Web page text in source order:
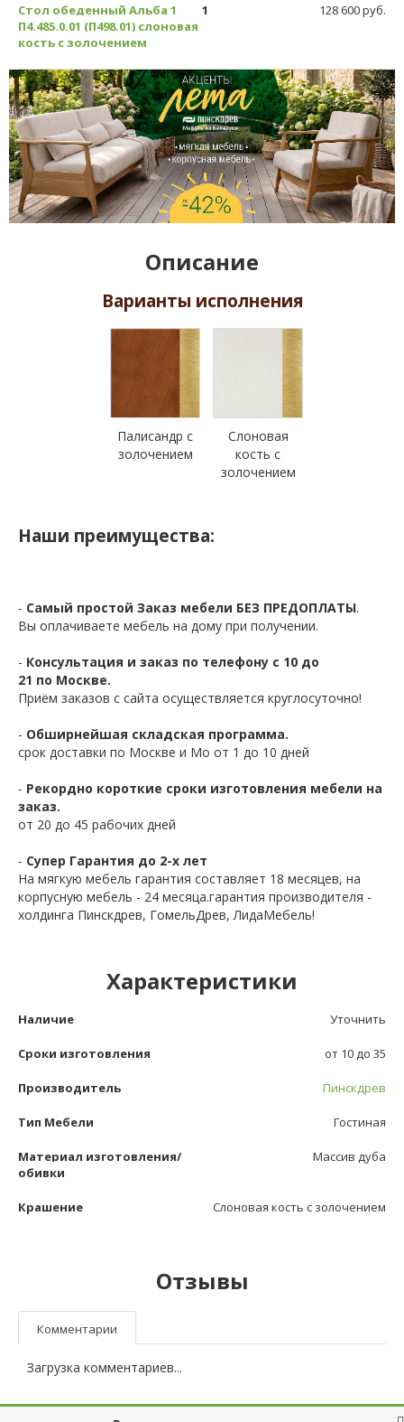
Стол обеденный Альба 1
П4.485.0.01 (П498.01) слоновая
кость с золочением
1 128 600 руб.
Описание
Варианты исполнения
Палисандр с
золочением
Слоновая
кость с
золочением
Наши преимущества:
- Самый простой Заказ мебели БЕЗ ПРЕДОПЛАТЫ.
Вы оплачиваете мебель на дому при получении.
- Консультация и заказ по телефону с 10 до
21 по Москве.
Приём заказов с сайта осуществляется круглосуточно!
- Обширнейшая складская программа.
срок доставки по Москве и Мо от 1 до 10 дней
- Рекордно короткие сроки изготовления мебели на
заказ.
от 20 до 45 рабочих дней
- Супер Гарантия до 2-х лет
На мягкую мебель гарантия составляет 18 месяцев, на
корпусную мебель - 24 месяца.гарантия производителя -
холдинга Пинскдрев, ГомельДрев, ЛидаМебель!
Характеристики
Наличие Уточнить
Сроки изготовления от 10 до 35
Производитель Пинскдрев
Тип Мебели Гостиная
Материал изготовления/
обивки
Массив дуба
Крашение Слоновая кость с золочением
Отзывы
Комментарии
Загрузка комментариев...